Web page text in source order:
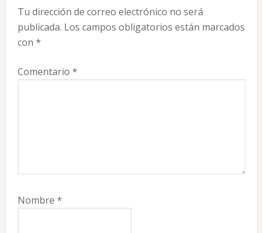
los
lectores
Tu dirección de correo electrónico no será
publicada. Los campos obligatorios están marcados
con *
Comentario *
Nombre *